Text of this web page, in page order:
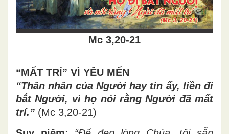
Mc 3,20-21
“MẤT TRÍ” VÌ YÊU MẾN
“Thân nhân của Người hay tin ấy, liền đi
bắt Người, vìhọ nói rằng Người đãmất
trí.” (Mc 3,20-21)